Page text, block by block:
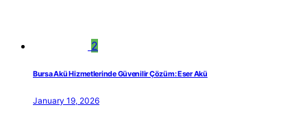
2
Bursa Akü Hizmetlerinde Güvenilir Çözüm: Eser Akü
January 19, 2026